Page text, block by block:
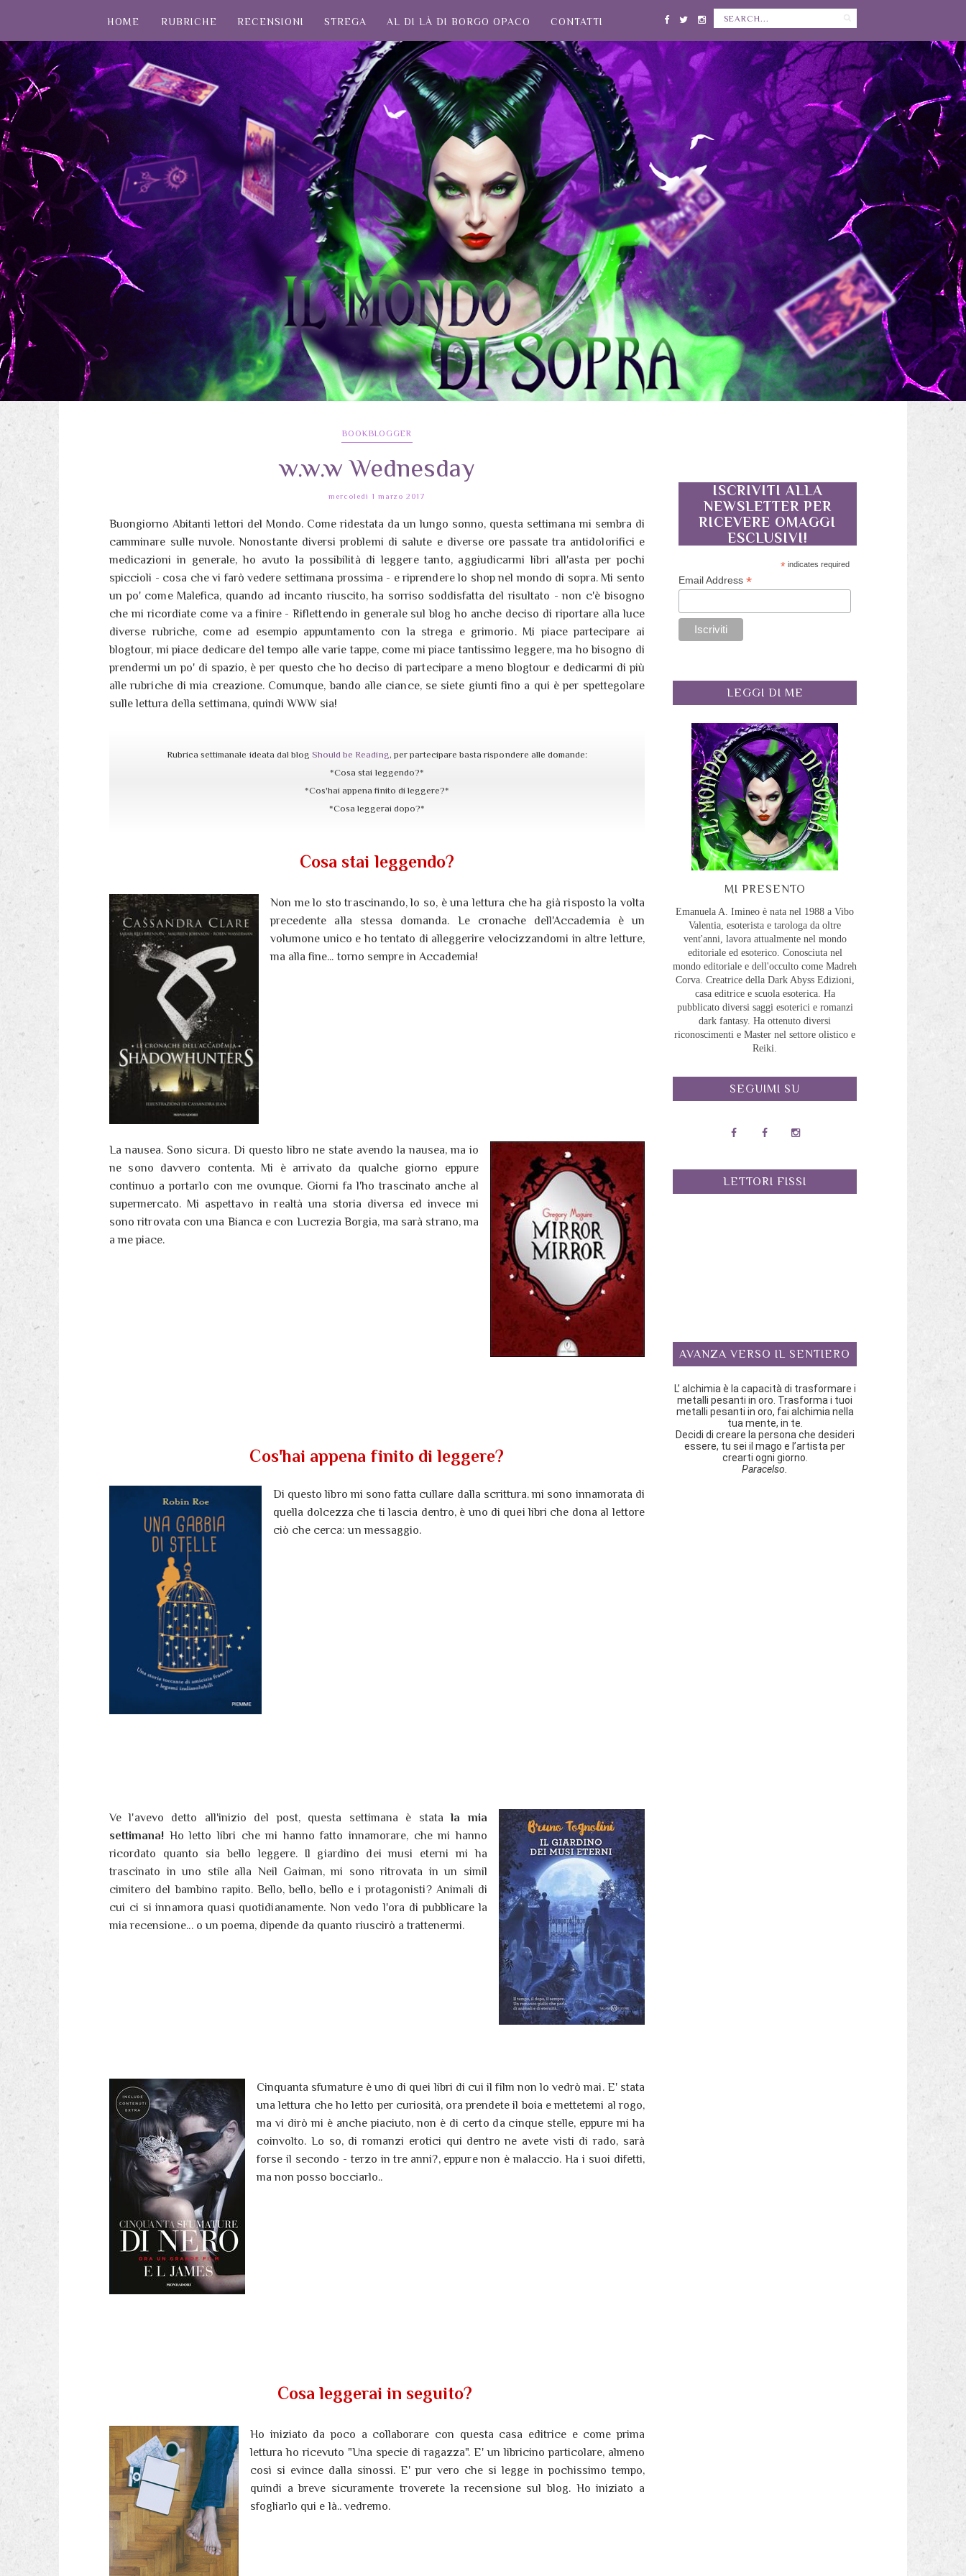
HOME RUBRICHE RECENSIONI STREGA AL DI LÀ DI BORGO OPACO CONTATTI
BOOKBLOGGER
w.w.w Wednesday
mercoledì 1 marzo 2017
Buongiorno Abitanti lettori del Mondo. Come ridestata da un lungo sonno, questa settimana mi sembra di
camminare sulle nuvole. Nonostante diversi problemi di salute e diverse ore passate tra antidolorifici e
medicazioni in generale, ho avuto la possibilità di leggere tanto, aggiudicarmi libri all'asta per pochi
spiccioli - cosa che vi farò vedere settimana prossima - e riprendere lo shop nel mondo di sopra. Mi sento
un po' come Malefica, quando ad incanto riuscito, ha sorriso soddisfatta del risultato - non c'è bisogno
che mi ricordiate come va a finire - Riflettendo in generale sul blog ho anche deciso di riportare alla luce
diverse rubriche, come ad esempio appuntamento con la strega e grimorio. Mi piace partecipare ai
blogtour, mi piace dedicare del tempo alle varie tappe, come mi piace tantissimo leggere, ma ho bisogno di
prendermi un po' di spazio, è per questo che ho deciso di partecipare a meno blogtour e dedicarmi di più
alle rubriche di mia creazione. Comunque, bando alle ciance, se siete giunti fino a qui è per spettegolare
sulle lettura della settimana, quindi WWW sia!
Rubrica settimanale ideata dal blogShould be Reading , per partecipare basta rispondere alle domande:
*Cosa stai leggendo?*
*Cos'hai appena finito di leggere?*
*Cosa leggerai dopo?*
Cosa stai leggendo?
Non me lo sto trascinando, lo so, è una lettura che ha già risposto la volta
precedente alla stessa domanda. Le cronache dell'Accademia è un
volumone unico e ho tentato di alleggerire velocizzandomi in altre letture,
ma alla fine... torno sempre in Accademia!
La nausea. Sono sicura. Di questo libro ne state avendo la nausea, ma io
ne sono davvero contenta. Mi è arrivato da qualche giorno eppure
continuo a portarlo con me ovunque. Giorni fa l'ho trascinato anche al
supermercato. Mi aspettavo in realtà una storia diversa ed invece mi
sono ritrovata con una Bianca e con Lucrezia Borgia, ma sarà strano, ma
a me piace.
Cos'hai appena finito di leggere?
Di questo libro mi sono fatta cullare dalla scrittura. mi sono innamorata di
quella dolcezza che ti lascia dentro, è uno di quei libri che dona al lettore
ciò che cerca: un messaggio.
Ve l'avevo detto all'inizio del post, questa settimana è statala mia
settimana! Ho letto libri che mi hanno fatto innamorare, che mi hanno
ricordato quanto sia bello leggere. Il giardino dei musi eterni mi ha
trascinato in uno stile alla Neil Gaiman, mi sono ritrovata in un simil
cimitero del bambino rapito. Bello, bello, bello e i protagonisti? Animali di
cui ci si innamora quasi quotidianamente. Non vedo l'ora di pubblicare la
mia recensione... o un poema, dipende da quanto riuscirò a trattenermi.
Cinquanta sfumature è uno di quei libri di cui il film non lo vedrò mai. E' stata
una lettura che ho letto per curiosità, ora prendete il boia e mettetemi al rogo,
ma vi dirò mi è anche piaciuto, non è di certo da cinque stelle, eppure mi ha
coinvolto. Lo so, di romanzi erotici qui dentro ne avete visti di rado, sarà
forse il secondo - terzo in tre anni?, eppure non è malaccio. Ha i suoi difetti,
ma non posso bocciarlo..
Cosa leggerai in seguito?
Ho iniziato da poco a collaborare con questa casa editrice e come prima
lettura ho ricevuto "Una specie di ragazza". E' un libricino particolare, almeno
così si evince dalla sinossi. E' pur vero che si legge in pochissimo tempo,
quindi a breve sicuramente troverete la recensione sul blog. Ho iniziato a
sfogliarlo qui e là.. vedremo.
ISCRIVITI ALLA
NEWSLETTER PER
RICEVERE OMAGGI
ESCLUSIVI!
* indicates required
Email Address *
LEGGI DI ME
MI PRESENTO
Emanuela A. Imineo è nata nel 1988 a Vibo
Valentia, esoterista e tarologa da oltre
vent'anni, lavora attualmente nel mondo
editoriale ed esoterico. Conosciuta nel
mondo editoriale e dell'occulto come Madreh
Corva. Creatrice della Dark Abyss Edizioni,
casa editrice e scuola esoterica. Ha
pubblicato diversi saggi esoterici e romanzi
dark fantasy. Ha ottenuto diversi
riconoscimenti e Master nel settore olistico e
Reiki.
SEGUIMI SU
LETTORI FISSI
AVANZA VERSO IL SENTIERO
L’ alchimia è la capacità di trasformare i
metalli pesanti in oro. Trasforma i tuoi
metalli pesanti in oro, fai alchimia nella
tua mente, in te.
Decidi di creare la persona che desideri
essere, tu sei il mago e l’artista per
crearti ogni giorno.
Paracelso.